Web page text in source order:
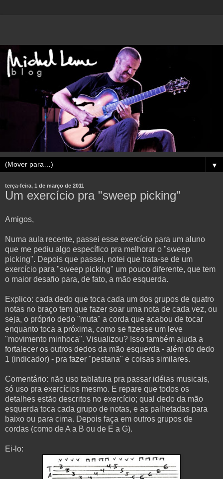
▼
terça-feira, 1 de março de 2011
Um exercício pra "sweep picking"
Amigos,
Numa aula recente, passei esse exercício para um aluno
que me pediu algo específico pra melhorar o "sweep
picking". Depois que passei, notei que trata-se de um
exercício para "sweep picking" um pouco diferente, que tem
o maior desafio para, de fato, a mão esquerda.
Explico: cada dedo que toca cada um dos grupos de quatro
notas no braço tem que fazer soar uma nota de cada vez, ou
seja, o próprio dedo "muta" a corda que acabou de tocar
enquanto toca a próxima, como se fizesse um leve
"movimento minhoca". Visualizou? Isso também ajuda a
fortalecer os outros dedos da mão esquerda - além do dedo
1 (indicador) - pra fazer "pestana" e coisas similares.
Comentário: não uso tablatura pra passar idéias musicais,
só uso pra exercícios mesmo. E repare que todos os
detalhes estão descritos no exercício; qual dedo da mão
esquerda toca cada grupo de notas, e as palhetadas para
baixo ou para cima. Depois faça em outros grupos de
cordas (como de A a B ou de E a G).
Ei-lo: